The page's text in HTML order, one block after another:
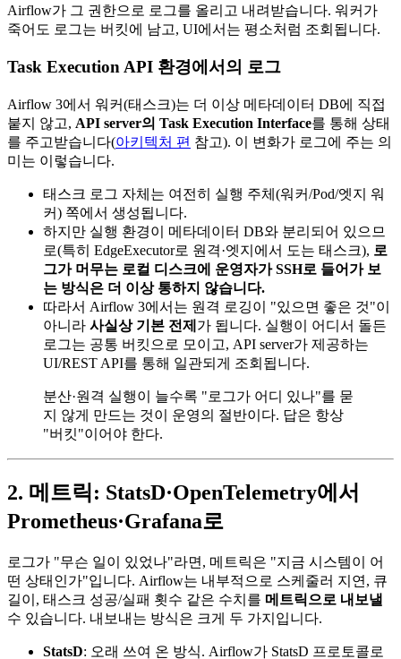
Airflow가 그 권한으로 로그를 올리고 내려받습니다. 워커가
죽어도 로그는 버킷에 남고, UI에서는 평소처럼 조회됩니다.
Task Execution API 환경에서의 로그
Airflow 3에서 워커(태스크)는 더 이상 메타데이터 DB에 직접
붙지 않고, API server의 Task Execution Interface를 통해 상태
를 주고받습니다(아키텍처 편 참고). 이 변화가 로그에 주는 의
미는 이렇습니다.
태스크 로그 자체는 여전히 실행 주체(워커/Pod/엣지 워
커) 쪽에서 생성됩니다.
하지만 실행 환경이 메타데이터 DB와 분리되어 있으므
로(특히 EdgeExecutor로 원격·엣지에서 도는 태스크), 로
그가 머무는 로컬 디스크에 운영자가 SSH로 들어가 보
는 방식은 더 이상 통하지 않습니다.
따라서 Airflow 3에서는 원격 로깅이 "있으면 좋은 것"이
아니라 사실상 기본 전제 가 됩니다. 실행이 어디서 돌든
로그는 공통 버킷으로 모이고, API server가 제공하는
UI/REST API를 통해 일관되게 조회됩니다.
분산·원격 실행이 늘수록 "로그가 어디 있나"를 묻
지 않게 만드는 것이 운영의 절반이다. 답은 항상
"버킷"이어야 한다.
2. 메트릭: StatsD·OpenTelemetry에서
Prometheus·Grafana로
로그가 "무슨 일이 있었나"라면, 메트릭은 "지금 시스템이 어
떤 상태인가"입니다. Airflow는 내부적으로 스케줄러 지연, 큐
길이, 태스크 성공/실패 횟수 같은 수치를 메트릭으로 내보낼
수 있습니다. 내보내는 방식은 크게 두 가지입니다.
StatsD: 오래 쓰여 온 방식. Airflow가 StatsD 프로토콜로